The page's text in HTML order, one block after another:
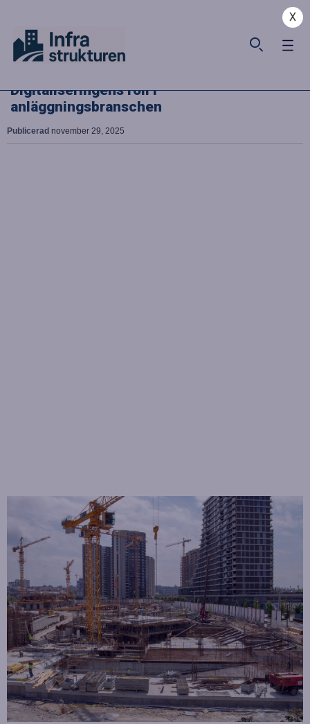
X
Digitaliseringens roll i
anläggningsbranschen
Publicerad november 29, 2025